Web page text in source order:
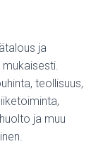
ja
teollisuus,
ja muu